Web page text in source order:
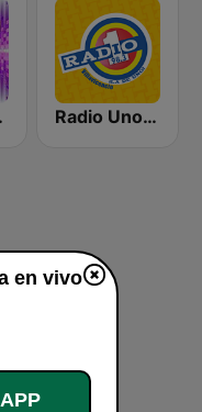
Radio Uno Villavicencio
en vivo